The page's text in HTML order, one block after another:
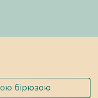
бірюзою